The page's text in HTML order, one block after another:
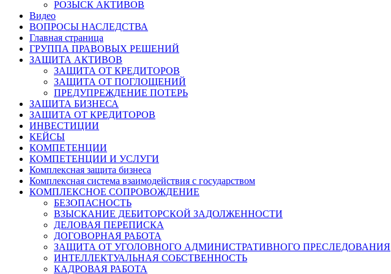
РОЗЫСК АКТИВОВ
Видео
ВОПРОСЫ НАСЛЕДСТВА
Главная страница
ГРУППА ПРАВОВЫХ РЕШЕНИЙ
ЗАЩИТА АКТИВОВ
ЗАЩИТА ОТ КРЕДИТОРОВ
ЗАЩИТА ОТ ПОГЛОЩЕНИЙ
ПРЕДУПРЕЖДЕНИЕ ПОТЕРЬ
ЗАЩИТА БИЗНЕСА
ЗАЩИТА ОТ КРЕДИТОРОВ
ИНВЕСТИЦИИ
КЕЙСЫ
КОМПЕТЕНЦИИ
КОМПЕТЕНЦИИ И УСЛУГИ
Комплексная защита бизнеса
Комплексная система взаимодействия с государством
КОМПЛЕКСНОЕ СОПРОВОЖДЕНИЕ
БЕЗОПАСНОСТЬ
ВЗЫСКАНИЕ ДЕБИТОРСКОЙ ЗАДОЛЖЕННОСТИ
ДЕЛОВАЯ ПЕРЕПИСКА
ДОГОВОРНАЯ РАБОТА
ЗАЩИТА ОТ УГОЛОВНОГО АДМИНИСТРАТИВНОГО ПРЕСЛЕДОВАНИЯ
ИНТЕЛЛЕКТУАЛЬНАЯ СОБСТВЕННОСТЬ
КАДРОВАЯ РАБОТА